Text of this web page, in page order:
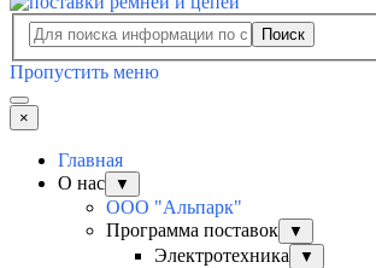
Поиск
Пропустить меню
×
Главная
О нас
▼
ООО "Альпарк"
Программа поставок
▼
Электротехника ▼